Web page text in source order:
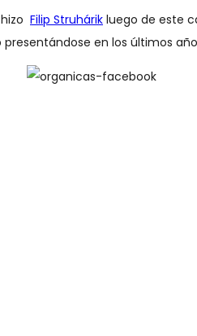
Filip Struhárik luego de este
en los últimos